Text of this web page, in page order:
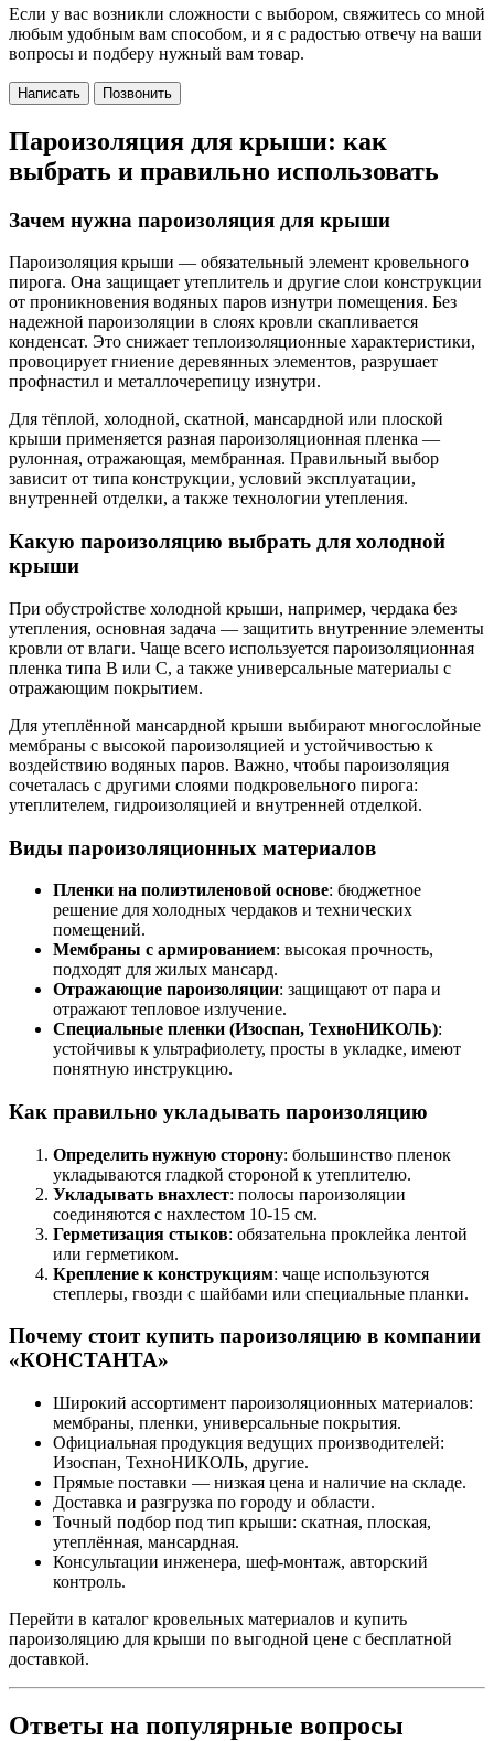
Если у вас возникли сложности с выбором, свяжитесь со мной
любым удобным вам способом, и я с радостью отвечу на ваши
вопросы и подберу нужный вам товар.
Написать Позвонить
Пароизоляция для крыши: как
выбрать и правильно использовать
Зачем нужна пароизоляция для крыши
Пароизоляция крыши — обязательный элемент кровельного
пирога. Она защищает утеплитель и другие слои конструкции
от проникновения водяных паров изнутри помещения. Без
надежной пароизоляции в слоях кровли скапливается
конденсат. Это снижает теплоизоляционные характеристики,
провоцирует гниение деревянных элементов, разрушает
профнастил и металлочерепицу изнутри.
Для тёплой, холодной, скатной, мансардной или плоской
крыши применяется разная пароизоляционная пленка —
рулонная, отражающая, мембранная. Правильный выбор
зависит от типа конструкции, условий эксплуатации,
внутренней отделки, а также технологии утепления.
Какую пароизоляцию выбрать для холодной
крыши
При обустройстве холодной крыши, например, чердака без
утепления, основная задача — защитить внутренние элементы
кровли от влаги. Чаще всего используется пароизоляционная
пленка типа B или C, а также универсальные материалы с
отражающим покрытием.
Для утеплённой мансардной крыши выбирают многослойные
мембраны с высокой пароизоляцией и устойчивостью к
воздействию водяных паров. Важно, чтобы пароизоляция
сочеталась с другими слоями подкровельного пирога:
утеплителем, гидроизоляцией и внутренней отделкой.
Виды пароизоляционных материалов
Пленки на полиэтиленовой основе: бюджетное
решение для холодных чердаков и технических
помещений.
Мембраны с армированием: высокая прочность,
подходят для жилых мансард.
Отражающие пароизоляции: защищают от пара и
отражают тепловое излучение.
Специальные пленки (Изоспан, ТехноНИКОЛЬ):
устойчивы к ультрафиолету, просты в укладке, имеют
понятную инструкцию.
Как правильно укладывать пароизоляцию
Определить нужную сторону: большинство пленок
укладываются гладкой стороной к утеплителю.
Укладывать внахлест: полосы пароизоляции
соединяются с нахлестом 10-15 см.
Герметизация стыков: обязательна проклейка лентой
или герметиком.
Крепление к конструкциям: чаще используются
степлеры, гвозди с шайбами или специальные планки.
Почему стоит купить пароизоляцию в компании
«КОНСТАНТА»
Широкий ассортимент пароизоляционных материалов:
мембраны, пленки, универсальные покрытия.
Официальная продукция ведущих производителей:
Изоспан, ТехноНИКОЛЬ, другие.
Прямые поставки — низкая цена и наличие на складе.
Доставка и разгрузка по городу и области.
Точный подбор под тип крыши: скатная, плоская,
утеплённая, мансардная.
Консультации инженера, шеф-монтаж, авторский
контроль.
Перейти в каталог кровельных материалов и купить
пароизоляцию для крыши по выгодной цене с бесплатной
доставкой.
Ответы на популярные вопросы